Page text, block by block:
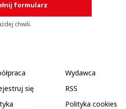
formularz
chwili.
Wydawca
się
RSS
Polityka cookies